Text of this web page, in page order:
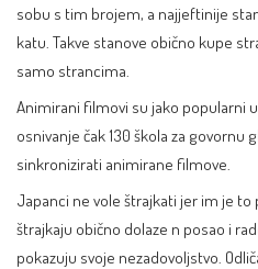
sobu s tim brojem, a najjeftinije
katu. Takve stanove obično kupe
samo strancima.
Animirani filmovi su jako popularni
osnivanje čak 130 škola za govornu
sinkronizirati animirane filmove.
Japanci ne vole štrajkati jer im je
štrajkaju obično dolaze n posao i
pokazuju svoje nezadovoljstvo.